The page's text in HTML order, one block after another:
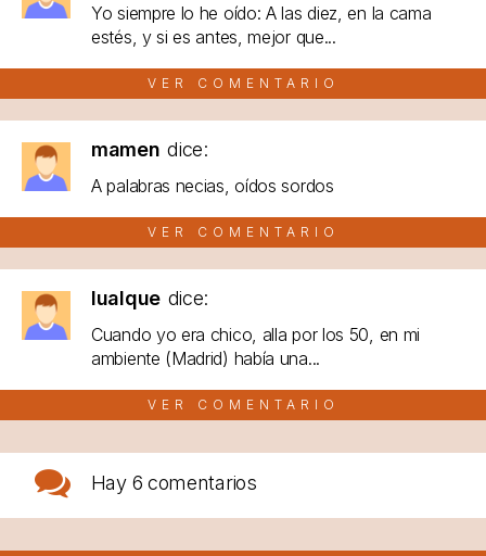
Yo siempre lo he oído: A las diez, en la cama
estés, y si es antes, mejor que...
VER COMENTARIO
mamen dice:
A palabras necias, oídos sordos
VER COMENTARIO
lualque dice:
Cuando yo era chico, alla por los 50, en mi
ambiente (Madrid) había una...
VER COMENTARIO
Hay 6 comentarios